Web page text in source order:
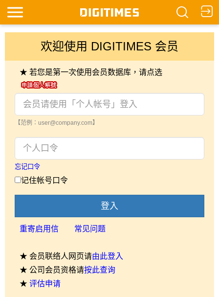
欢迎使用 DIGITIMES 会员
★ 若您是第一次使用会员数据库，请点选
【范例：user@company.com】
忘记口令
记住帐号口令
登入
重寄启用信 常见问题
★ 会员联络人网页请由此登入
★ 公司会员资格请按此查询
★ 评估申请